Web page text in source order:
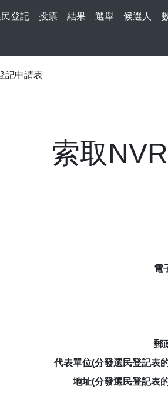
登記 投票 結果 選舉 候選人
記申請表
索取
電
郵
代表單位(分發選民登記表
地址(分發選民登記表